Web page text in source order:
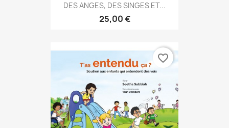
DES ANGES, DES SINGES ET...
25,00 €
favorite_border